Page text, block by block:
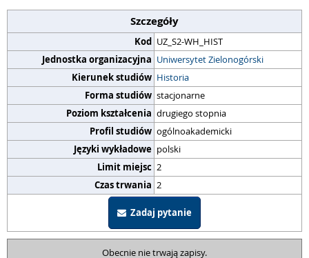
Szczegóły
Kod UZ_S2-WH_HIST
Jednostka organizacyjna Uniwersytet Zielonogórski
Kierunek studiów Historia
Forma studiów stacjonarne
Poziom kształcenia drugiego stopnia
Profil studiów ogólnoakademicki
Języki wykładowe polski
Limit miejsc 2
Czas trwania 2
Zadaj pytanie
Obecnie nie trwają zapisy.